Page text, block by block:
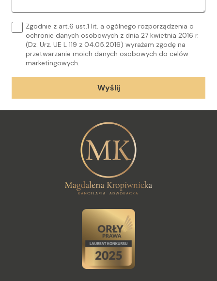
Zgodnie z art.6 ust.1 lit. a ogólnego rozporządzenia o
ochronie danych osobowych z dnia 27 kwietnia 2016 r.
(Dz. Urz. UE L 119 z 04.05.2016) wyrażam zgodę na
przetwarzanie moich danych osobowych do celów
marketingowych.
Wyślij